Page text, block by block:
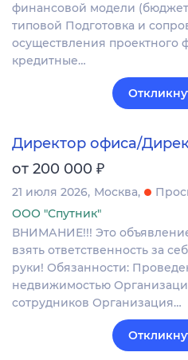
финансовой модели
типовой Подготовка и
осуществления проектного
кредитные…
Директор офиса/
от 200 000 ₽
21 июля 2026 Москва
ООО "Спутник"
ВНИМАНИЕ!!! Это объявление
взять ответственность за
руки! Обязанности:
недвижимостью
сотрудников Организация…